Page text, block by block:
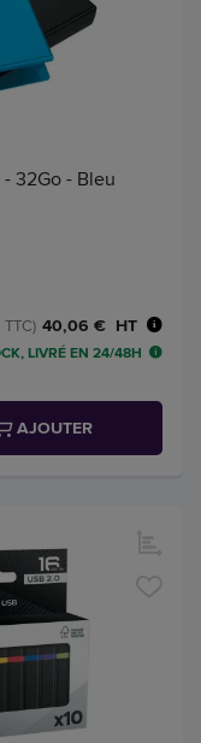
32Go - Bleu
40,06 € HT
LIVRÉ EN 24/48H
AJOUTER